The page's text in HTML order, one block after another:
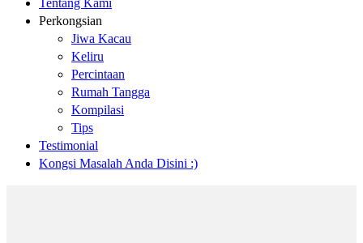
Tentang Kami
Perkongsian
Jiwa Kacau
Keliru
Percintaan
Rumah Tangga
Kompilasi
Tips
Testimonial
Kongsi Masalah Anda Disini :)